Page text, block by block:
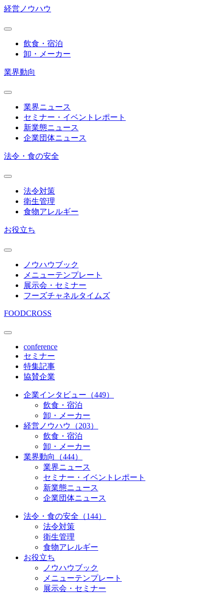
経営ノウハウ
飲食・宿泊
卸・メーカー
業界動向
業界ニュース
セミナー・イベントレポート
新業態ニュース
企業団体ニュース
法令・食の安全
法令対策
衛生管理
食物アレルギー
お役立ち
ノウハウブック
メニューテンプレート
展示会・セミナー
フーズチャネルタイムズ
FOODCROSS
conference
セミナー
特集記事
協賛企業
企業インタビュー（449）
飲食・宿泊
卸・メーカー
経営ノウハウ（203）
飲食・宿泊
卸・メーカー
業界動向（444）
業界ニュース
セミナー・イベントレポート
新業態ニュース
企業団体ニュース
法令・食の安全（144）
法令対策
衛生管理
食物アレルギー
お役立ち
ノウハウブック
メニューテンプレート
展示会・セミナー